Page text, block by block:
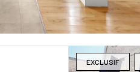
EXCLUSIF